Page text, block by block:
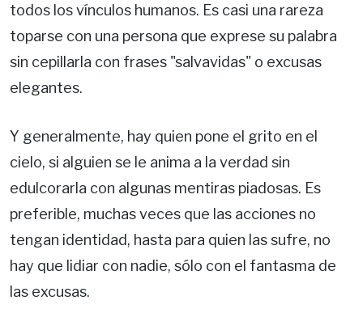
todos los vínculos humanos. Es casi una rareza
toparse con una persona que exprese su palabra
sin cepillarla con frases "salvavidas" o excusas
elegantes.
Y generalmente, hay quien pone el grito en el
cielo, si alguien se le anima a la verdad sin
edulcorarla con algunas mentiras piadosas. Es
preferible, muchas veces que las acciones no
tengan identidad, hasta para quien las sufre, no
hay que lidiar con nadie, sólo con el fantasma de
las excusas.